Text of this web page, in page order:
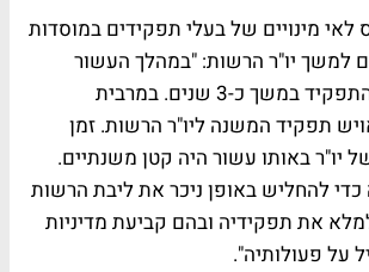
מינויים של בעלי תפקידים במוסדות
למשך יו"ר הרשות: "במהלך העשור
האחרון לא אויש התפקיד במשך כ-3 שנים. במרבית
תפקיד המשנה ליו"ר הרשות. זמן
יו"ר באותו עשור היה קטן משנתיים.
להחליש באופן ניכר את ליבת הרשות
את תפקידיה ובהם קביעת מדיניות
על פעולותיה".